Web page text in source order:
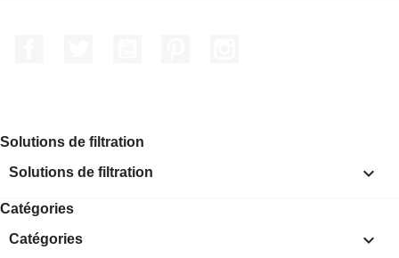
Solutions de filtration
Solutions de filtration

Catégories
Catégories
